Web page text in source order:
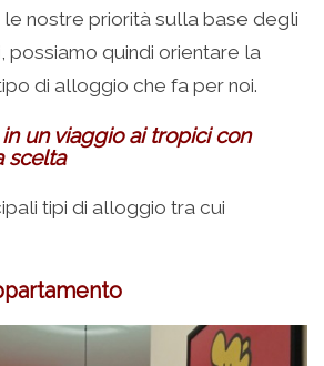
nostre priorità sulla base degli
quindi orientare la
di alloggio che fa per noi.
un viaggio ai tropici con
scelta
tipi di alloggio tra cui